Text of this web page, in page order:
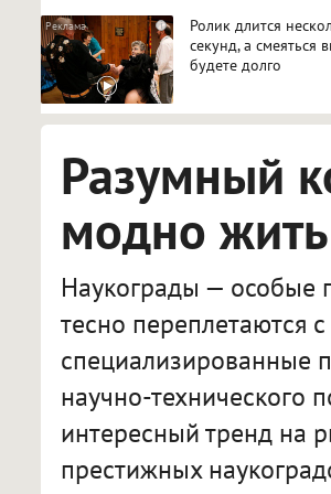
i
Ролик длится
секунд, а смеяться
будете долго
Разумный
модно
Наукограды — особые
тесно переплетаются
специализированные
научно-технического
интересный тренд на
престижных